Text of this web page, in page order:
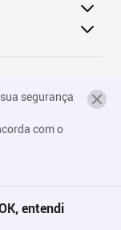
segurança
com o
entendi